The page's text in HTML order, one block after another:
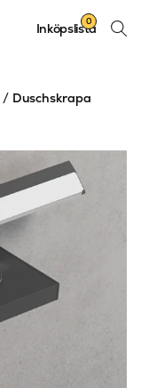
Sök
Inköpslista
0
/ Duschskrapa